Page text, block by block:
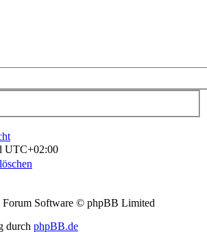
UTC+02:00
Software © phpBB Limited
durch phpBB.de